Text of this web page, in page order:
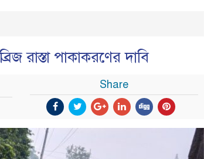
রাস্তা পাকাকরণের দাবি
Share